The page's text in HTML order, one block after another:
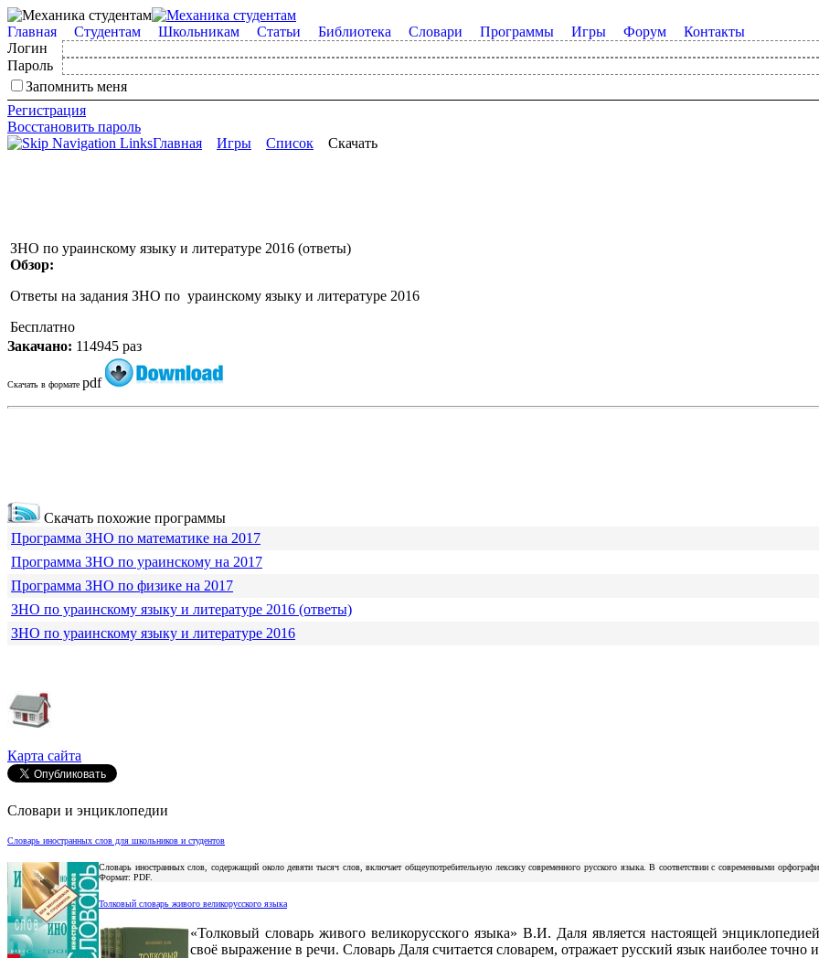
Главная Студентам Школьникам Статьи Библиотека Словари Программы Игры Форум
Контакты
Логин
Пароль
Запомнить меня
Регистрация
Восстановить пароль
Главная
Игры Список Скачать
ЗНО по ураинскому языку и литературе 2016 (ответы)
Обзор:
Ответы на задания ЗНО по ураинскому языку и литературе 2016
Бесплатно
Закачано: 114945 раз
Скачать в формате pdf
Скачать похожие программы
Программа ЗНО по математике на 2017
Программа ЗНО по ураинскому на 2017
Программа ЗНО по физике на 2017
ЗНО по ураинскому языку и литературе 2016 (ответы)
ЗНО по ураинскому языку и литературе 2016
Карта сайта
Словари и энциклопедии
Словарь иностранных слов для школьников и студентов
Словарь иностранных слов, содержащий около девяти тысяч слов, включает общеупотребительную лексику современного русского языка. В соответствии с современными
Формат: PDF.
Толковый словарь живого великорусского языка
«Толковый словарь живого великорусского языка» В.И. Даля является настоящей
своё выражение в речи. Словарь Даля считается словарем, отражает русский язык наиболее